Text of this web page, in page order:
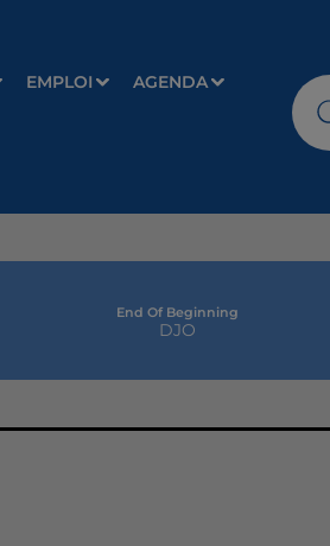
EMPLOI AGENDA
End Of Beginning
DJO